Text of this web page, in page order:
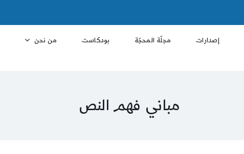
إصدارات مجلّة المحجّة بودكاست من نحن
مباني فهم النص